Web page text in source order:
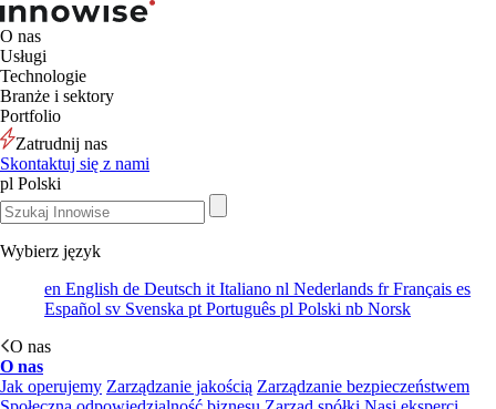
O nas
Usługi
Technologie
Branże i sektory
Portfolio
Zatrudnij nas
Skontaktuj się z nami
pl Polski
Wybierz język
en English de Deutsch it Italiano nl Nederlands frFrançais es
Español sv Svenska pt Português pl Polski nb Norsk
O nas
O nas
Jak operujemy Zarządzanie jakością Zarządzanie bezpieczeństwem